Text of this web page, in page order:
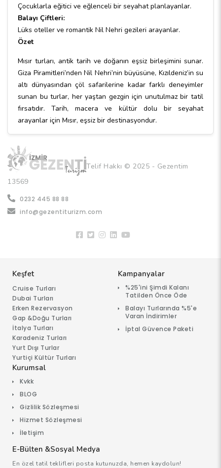
Çocuklarla eğitici ve eğlenceli bir seyahat planlayanlar.
Balayı Çiftleri:
Lüks oteller ve romantik Nil Nehri gezileri arayanlar.
Özet
Mısır turları, antik tarih ve doğanın eşsiz birleşimini sunar.
Giza Piramitleri’nden Nil Nehri’nin büyüsüne, Kızıldeniz’in su
altı dünyasından çöl safarilerine kadar farklı deneyimler
sunan bu turlar, her yaştan gezgin için unutulmaz bir tatil
fırsatıdır. Tarih, macera ve kültür dolu bir seyahat
arayanlar için Mısır, eşsiz bir destinasyondur.
Telif Hakkı © 2025 - Gezentim
13569
0232 445 88 88
info@gezentiturizm.com
Keşfet
Cruise Turları
Dubai Turları
Erken Rezervasyon
Gap &Doğu Turları
İtalya Turları
Karadeniz Turları
Yurt Dışı Turlar
Yurtiçi Kültür Turları
Kampanyalar
%25'ini Şimdi Kalanı
Tatilden Önce Öde
Balayı Turlarında %5'e
Varan İndirimler
İptal Güvence Paketi
Kurumsal
Kvkk
BLOG
Gizlilik Sözleşmesi
Hizmet Sözleşmesi
İletişim
E-Bülten &Sosyal Medya
En özel tatil teklifleri posta kutunuzda, hemen kaydolun!